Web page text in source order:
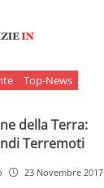
Top-News
della Terra:
Terremoti
23 Novembre 2017